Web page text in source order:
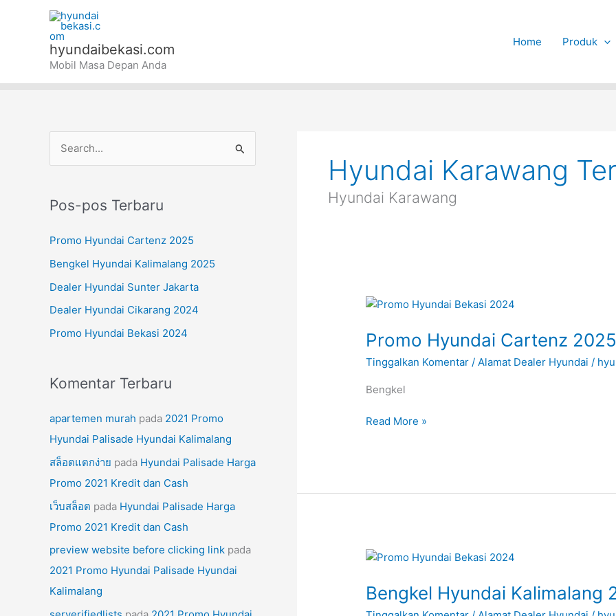
hyundaibekasi.com
Mobil Masa Depan Anda
Home Produk
i
u
u
k
:
Pos-pos Terbaru
Promo Hyundai Cartenz 2025
Bengkel Hyundai Kalimalang 2025
Dealer Hyundai Sunter Jakarta
Dealer Hyundai Cikarang 2024
Promo Hyundai Bekasi 2024
Komentar Terbaru
apartemen murah pada 2021 Promo
Hyundai Palisade Hyundai Kalimalang
สล็อตแตกง่าย pada Hyundai Palisade Harga
Promo 2021 Kredit dan Cash
เว็บสล็อต pada Hyundai Palisade Harga
Promo 2021 Kredit dan Cash
preview website before clicking link pada
2021 Promo Hyundai Palisade Hyundai
Kalimalang
Hyundai Karawang
Hyundai Karawang
Promo Hyundai Cartenz 2025
Tinggalkan Komentar / Alamat Dealer Hyundai /
Bengkel
Promo
Cartenz
Read More »
Bengkel Hyundai Kalimalang
Bengkel
Kalimalang